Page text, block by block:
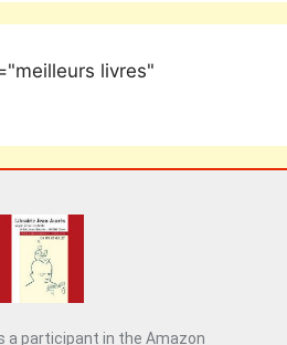
livres"
a participant in the Amazon